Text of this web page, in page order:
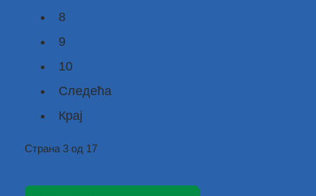
8
9
10
Следећа
Крај
Страна 3 од 17